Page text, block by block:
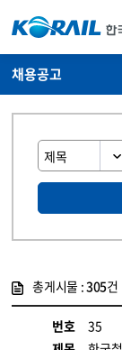
채용공고
총게시물 :305건
번호
35